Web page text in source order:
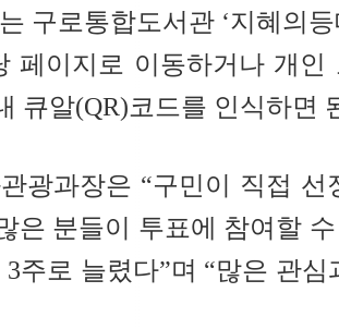
구로통합도서관 ‘지혜의
페이지로 이동하거나 개
큐알(QR)코드를 인식하면
광과장은 “구민이 직접
은 분들이 투표에 참여할
3주로 늘렸다”며 “많은 관